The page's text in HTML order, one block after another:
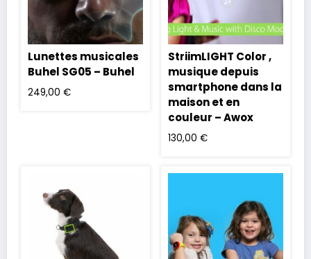
Lunettes musicales
Buhel SG05 – Buhel
249,00 €
StriimLIGHT Color ,
musique depuis
smartphone dans la
maison et en
couleur – Awox
130,00 €